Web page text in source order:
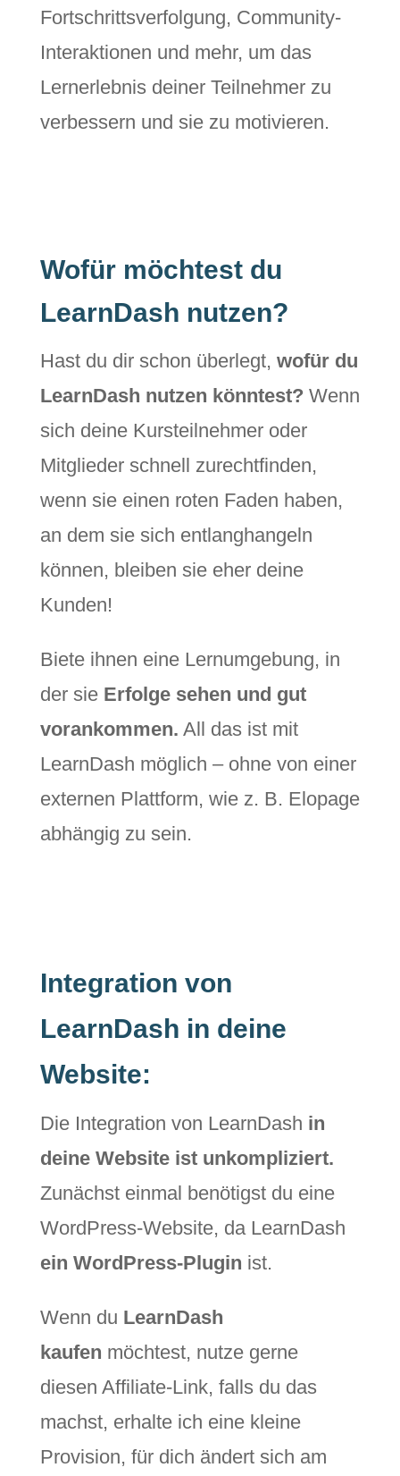
Fortschrittsverfolgung, Community-
Interaktionen und mehr, um das
Lernerlebnis deiner Teilnehmer zu
verbessern und sie zu motivieren.
Wofür möchtest du
LearnDash nutzen?
Hast du dir schon überlegt, wofür du
LearnDash nutzen könntest? Wenn
sich deine Kursteilnehmer oder
Mitglieder schnell zurechtfinden,
wenn sie einen roten Faden haben,
an dem sie sich entlanghangeln
können, bleiben sie eher deine
Kunden!
Biete ihnen eine Lernumgebung, in
der sie Erfolge sehen und gut
vorankommen. All das ist mit
LearnDash möglich – ohne von einer
externen Plattform, wie z. B. Elopage
abhängig zu sein.
Integration von
LearnDash in deine
Website:
Die Integration von LearnDash in
deine Website ist unkompliziert.
Zunächst einmal benötigst du eine
WordPress-Website, da LearnDash
ein WordPress-Plugin ist.
Wenn du LearnDash
kaufen möchtest, nutze gerne
diesen Affiliate-Link, falls du das
machst, erhalte ich eine kleine
Provision, für dich ändert sich am